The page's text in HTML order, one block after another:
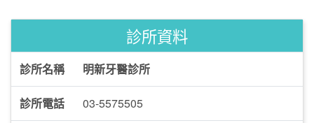
診所資料
診所名稱 明新牙醫診所
診所電話 03-5575505